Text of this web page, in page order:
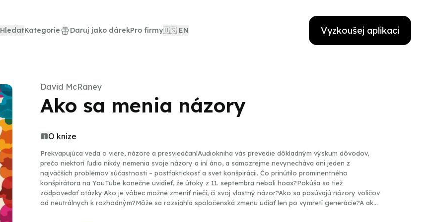
HledatKategorie Daruj jako dárekPro firmy🇺🇸 EN Vyzkoušej aplikaci
David McRaney
Ako sa menia názory
O knize
Prekvapujúca veda o viere, názore a presviedčaníAudiokniha vás prevedie dôkladným výskum dôvodov,
prečo niektorí ľudia nikdy nemenia svoje názory a iní áno, a samozrejme nevynecháva ani jeden z
najväčších problémov súčastnosti – postfaktickosť a svet konšpirácii. Čo prinútilo prominentného
konšpirátora na YouTube konečne uvidieť, že útoky z 11. septembra neboli hoax?Pokúša sa tiež
zodpovedať otázky:Ako je vôbec možné zmeniť niečí, či svoj vlastný názor?Ako sa posúvajú názory voličov
od neutrálnych k rozhodným?Môže sa rozsiahla spoločenská zmenu udiať len po vymretí generácie?A ako